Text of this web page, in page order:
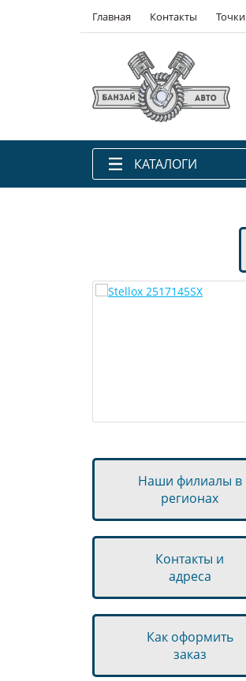
Главная Контакты
КАТАЛОГИ
Запчасти китайских авто
Запчасти для ТО
Бренды запчастей
Наши филиалы в
регионах
Контакты и
адреса
Как оформить
заказ